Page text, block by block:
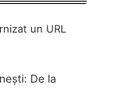
un URL
De la